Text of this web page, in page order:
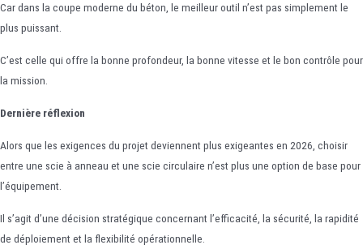
Car dans la coupe moderne du béton, le meilleur outil n’est pas simplement le
plus puissant.
C’est celle qui offre la bonne profondeur, la bonne vitesse et le bon contrôle pour
la mission.
Dernière réflexion
Alors que les exigences du projet deviennent plus exigeantes en 2026, choisir
entre une scie à anneau et une scie circulaire n’est plus une option de base pour
l’équipement.
Il s’agit d’une décision stratégique concernant l’efficacité, la sécurité, la rapidité
de déploiement et la flexibilité opérationnelle.